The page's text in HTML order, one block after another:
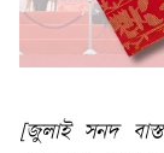
[জুলাই সনদ